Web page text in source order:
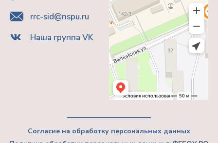
rrc-sid@nspu.ru
Наша группа VK
Согласие на обработку персональных данных